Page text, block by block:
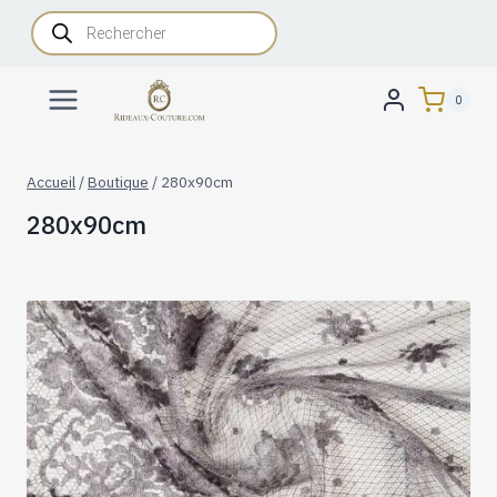
AllerRecherche
de
produits
0
Accueil /Boutique / 280x90cm
280x90cm